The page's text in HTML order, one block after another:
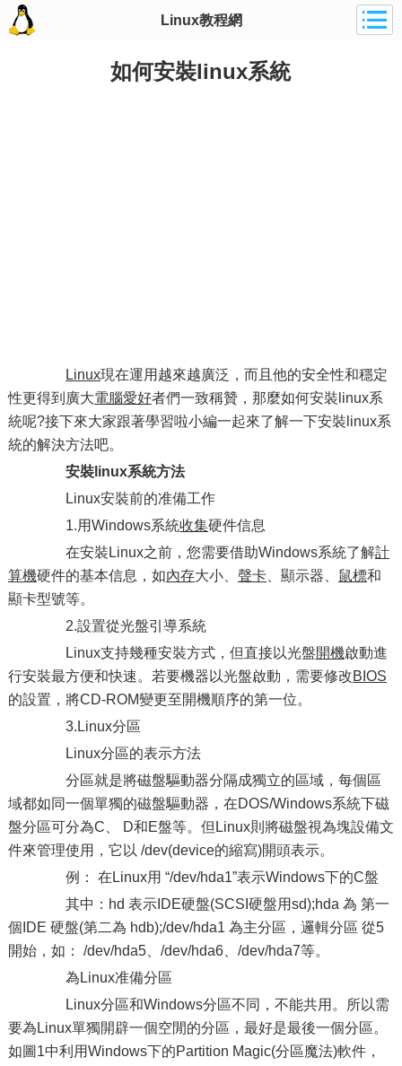
Linux教程網
如何安裝linux系統
Linux現在運用越來越廣泛，而且他的安全性和穩定
性更得到廣大電腦愛好者們一致稱贊，那麼如何安裝linux系
統呢?接下來大家跟著學習啦小編一起來了解一下安裝linux系
統的解決方法吧。
安裝linux系統方法
Linux安裝前的准備工作
1.用Windows系統收集硬件信息
在安裝Linux之前，您需要借助Windows系統了解計
算機硬件的基本信息，如內存大小、 聲卡、顯示器、 鼠標和
顯卡型號等。
2.設置從光盤引導系統
Linux支持幾種安裝方式，但直接以光盤開機啟動進
行安裝最方便和快速。若要機器以光盤啟動，需要修改BIOS
的設置，將CD-ROM變更至開機順序的第一位。
3.Linux分區
Linux分區的表示方法
分區就是將磁盤驅動器分隔成獨立的區域，每個區
域都如同一個單獨的磁盤驅動器，在DOS/Windows系統下磁
盤分區可分為C、 D和E盤等。但Linux則將磁盤視為塊設備文
件來管理使用，它以 /dev(device的縮寫)開頭表示。
例： 在Linux用 “/dev/hda1”表示Windows下的C盤
其中：hd 表示IDE硬盤(SCSI硬盤用sd);hda 為 第一
個IDE 硬盤(第二為 hdb);/dev/hda1 為主分區，邏輯分區 從5
開始，如： /dev/hda5、/dev/hda6、/dev/hda7等。
為Linux准備分區
Linux分區和Windows分區不同，不能共用。所以需
要為Linux單獨開辟一個空閒的分區，最好是最後一個分區。
如圖1中利用Windows下的Partition Magic(分區魔法)軟件，